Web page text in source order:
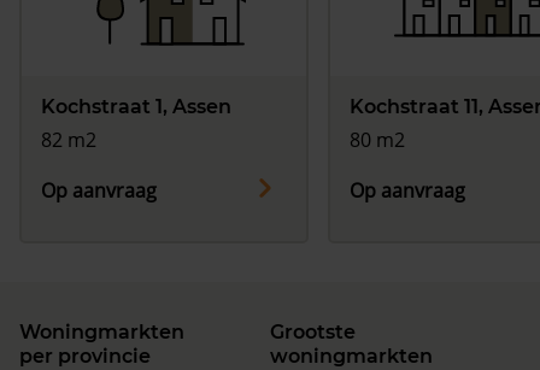
Kochstraat 1, Assen
82 m2
Op aanvraag
Kochstraat 11,
80 m2
Op aanvraag
Woningmarkten
per provincie
Grootste
woningmarkten